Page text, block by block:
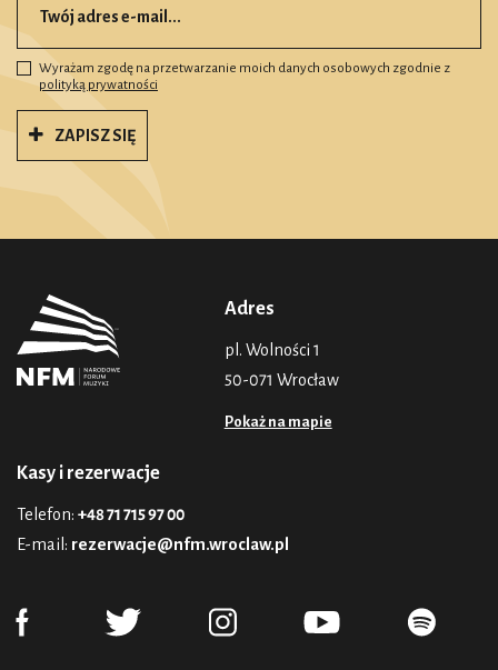
Wyrażam zgodę na przetwarzanie moich danych osobowych zgodnie z
polityką prywatności
ZAPISZ SIĘ
Adres
pl. Wolności 1
50-071 Wrocław
Pokaż na mapie
Kasy i rezerwacje
Telefon: +48 71 715 97 00
E-mail: rezerwacje@nfm.wroclaw.pl